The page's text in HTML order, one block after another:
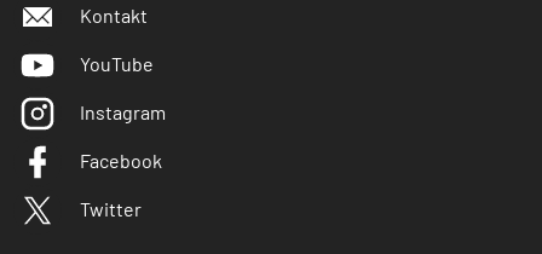
Kontakt
YouTube
Instagram
Facebook
Twitter